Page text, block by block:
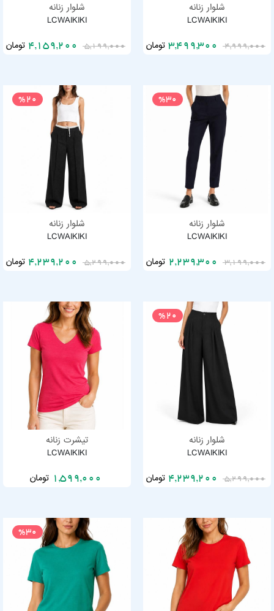
شلوار زنانه
LCWAIKIKI
4,999,000 تومان
شلوار زنانه
LCWAIKIKI
5,199,000 تومان
%30
شلوار زنانه
LCWAIKIKI
3,199,000 تومان
%20
شلوار زنانه
LCWAIKIKI
5,299,000 تومان
%20
شلوار زنانه
LCWAIKIKI
5,299,000 تومان
تیشرت زنانه
LCWAIKIKI
1,599,000 تومان
%30